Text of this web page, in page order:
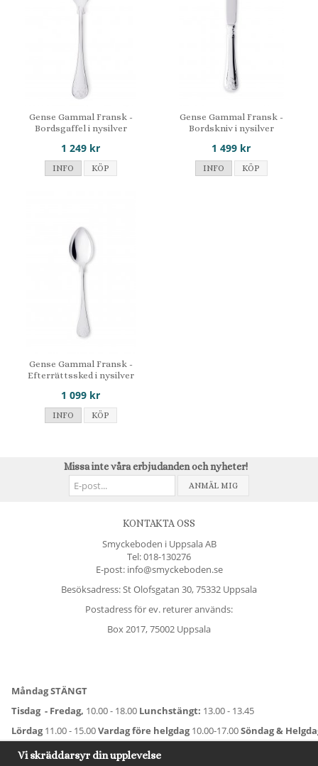
Gense Gammal Fransk -
Bordsgaffel i nysilver
1 249 kr
INFO KÖP
Gense Gammal Fransk -
Bordskniv i nysilver
1 499 kr
INFO KÖP
Gense Gammal Fransk -
Efterrättssked i nysilver
1 099 kr
INFO KÖP
Missa inte våra erbjudanden och nyheter!
ANMÄL MIG
KONTAKTA OSS
Smyckeboden i Uppsala AB
Tel:018-130276
E-post: info@smyckeboden.se
Besöksadress: St Olofsgatan 30, 75332 Uppsala
Postadress för ev. returer används:
Box 2017, 75002 Uppsala
Måndag STÄNGT
Tisdag - Fredag, 10.00 - 18.00 Lunchstängt: 13.00 - 13.45
Lördag11.00 - 15.00Vardag före helgdag10.00-17.00Söndag &
För avvikande öppettider:Titta här
Vi skräddarsyr din upplevelse